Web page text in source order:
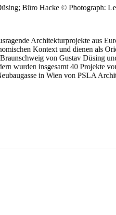
Büro Hacke © Photograph:
Architekturprojekte aus
Kontext und dienen als
von Gustav Düsing
wurden insgesamt 40 Projekte
in Wien von PSLA